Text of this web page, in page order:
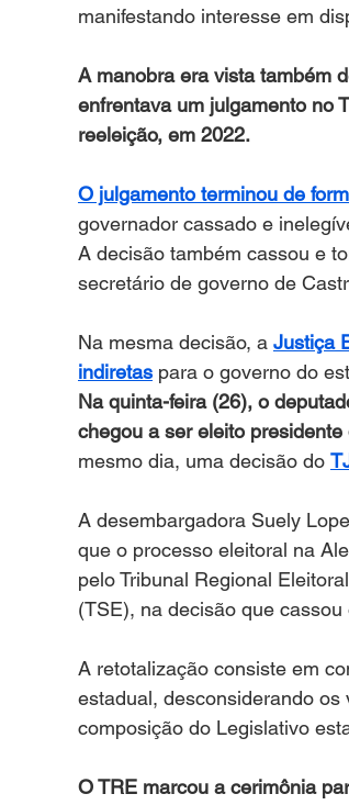
manifestando interesse em
A manobra era vista também
enfrentava um julgamento no
reeleição, em 2022.
O julgamento terminou de
governador cassado e
A decisão também cassou e
secretário de governo de
Na mesma decisão, a Justiça
indiretas para o governo do
Na quinta-feira (26), o
chegou a ser eleito presidente
mesmo dia, uma decisão do
A desembargadora Suely
que o processo eleitoral na
pelo Tribunal Regional
(TSE), na decisão que
A retotalização consiste em
estadual, desconsiderando
composição do Legislativo
O TRE marcou a cerimônia